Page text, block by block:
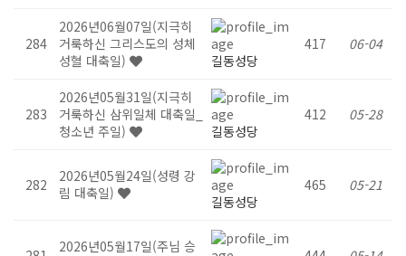
284
2026년06월07일(지극히
거룩하신 그리스도의 성체
성혈 대축일)
길동성당
417 06-04
283
2026년05월31일(지극히
거룩하신 삼위일체 대축일_
청소년 주일)
길동성당
412 05-28
282
2026년05월24일(성령 강
림 대축일)
길동성당
465 05-21
2026년05월17일(주님 승